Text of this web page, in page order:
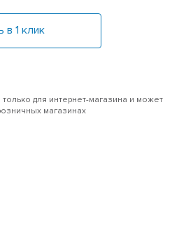
в 1 клик
для интернет-магазина и может
магазинах